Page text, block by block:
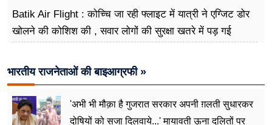
Batik Air Flight : कोच्चि जा रही फ्लाइट में यात्री ने एग्जिट डोर
खोलने की कोशिश की , सवार लोगों की सुरक्षा खतरे में पड़ गई
भारतीय राजनेताओं की बाइआग्रफी »
'अभी भी मौक़ा है गुजरात सरकार अपनी ग़लती सुधारकर
दोषियों को सजा दिलवाये...' मायावती ऊना दलितों पर